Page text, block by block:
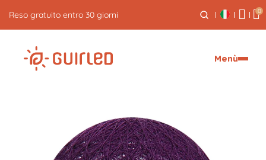
Reso gratuito entro 30 giorni 0
Menù